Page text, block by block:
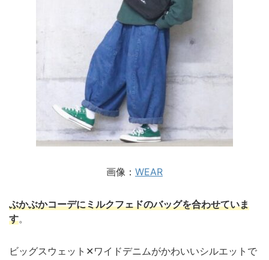
画像： WEAR
ぶかぶかコーデにミルクフェドのバッグを合わせていま
す。
ビッグスウェット✕ワイドデニムがかわいいシルエットで